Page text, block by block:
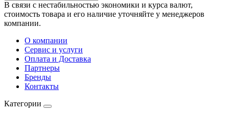
В связи с нестабильностью экономики и курса валют,
стоимость товара и его наличие уточняйте у менеджеров
компании.
О компании
Сервис и услуги
Оплата и Доставка
Партнеры
Бренды
Контакты
Категории